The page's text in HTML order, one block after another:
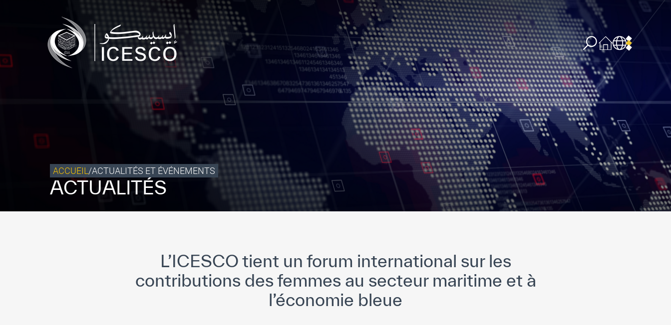
Qui sommes-nous ?
Ce que nous faisons
Notre impact
Données et perspectives
Centre des Médias
S’engager
Politique de confidentialité Politique et procédure concernant l’IA PPSSI Droit d’auteur Clause de non-responsabilité
ACCUEIL /ACTUALITÉS ET ÉVÉNEMENTS
ACTUALITÉS
L’ICESCO tient un forum international sur les
contributions des femmes au secteur maritime et à
l’économie bleue